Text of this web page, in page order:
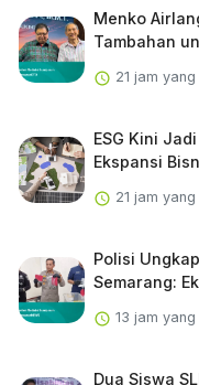
Menko
Tambahan
21 jam yang
ESG Kini
Ekspansi
21 jam yang
Polisi
Semarang:
13 jam yang
Dua Siswa